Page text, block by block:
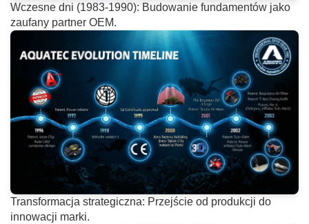
Wczesne dni (1983-1990): Budowanie fundamentów jako
zaufany partner OEM.
Transformacja strategiczna: Przejście od produkcji do
innowacji marki.